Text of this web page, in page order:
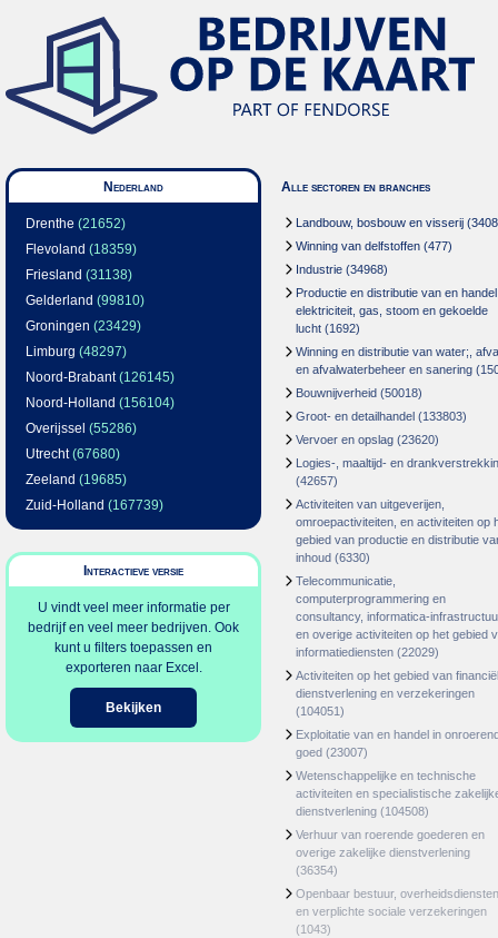
Nederland
Drenthe (21652)
Flevoland (18359)
Friesland (31138)
Gelderland (99810)
Groningen (23429)
Limburg (48297)
Noord-Brabant(126145)
Noord-Holland (156104)
Overijssel (55286)
Utrecht(67680)
Zeeland (19685)
Zuid-Holland (167739)
Interactieve versie
U vindt veel meer informatie per
bedrijf en veel meer bedrijven. Ook
kunt u filters toepassen en
exporteren naar Excel.
Bekijken
Alle sectoren en branches
Landbouw, bosbouw en visserij
Winning van delfstoffen (477)
Industrie (34968)
Productie en distributie van en
elektriciteit, gas, stoom en gekoelde
lucht (1692)
Winning en distributie van water;,
en afvalwaterbeheer en sanering
Bouwnijverheid (50018)
Groot- en detailhandel (133803)
Vervoer en opslag (23620)
Logies-, maaltijd- en
(42657)
Activiteiten van uitgeverijen,
omroepactiviteiten, en activiteiten op
gebied van productie en distributie
inhoud (6330)
Telecommunicatie,
computerprogrammering en
consultancy, informatica-
en overige activiteiten op het gebied
informatiediensten (22029)
Activiteiten op het gebied van
dienstverlening en verzekeringen
(104051)
Exploitatie van en handel in
goed (23007)
Wetenschappelijke en technische
activiteiten en specialistische
dienstverlening (104508)
Verhuur van roerende goederen en
overige zakelijke dienstverlening
(36354)
Openbaar bestuur, overheidsdiensten
en verplichte sociale verzekeringen
(1043)